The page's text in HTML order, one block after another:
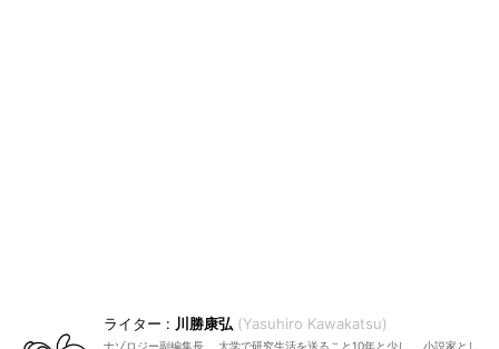
川勝康弘 Yasuhiro Kawakatsu
ナゾロジー副編集長。 大学で研究生活を送ること10年と少し。 小説家とし